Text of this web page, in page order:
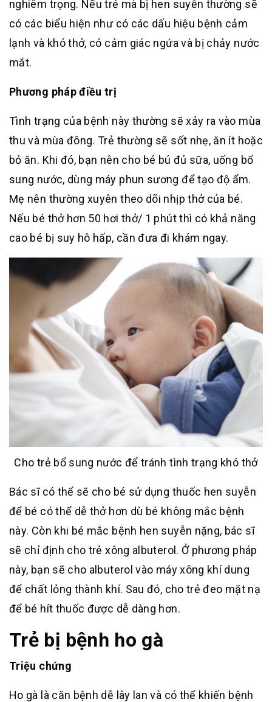
nghiêm trọng. Nếu trẻ mà bị hen suyễn thường sẽ
có các biểu hiện như có các dấu hiệu bệnh cảm
lạnh và khó thở, có cảm giác ngứa và bị chảy nước
mắt.
Phương pháp điều trị
Tình trạng của bệnh này thường sẽ xảy ra vào mùa
thu và mùa đông. Trẻ thường sẽ sốt nhẹ, ăn ít hoặc
bỏ ăn. Khi đó, bạn nên cho bé bú đủ sữa, uống bổ
sung nước, dùng máy phun sương để tạo độ ẩm.
Mẹ nên thường xuyên theo dõi nhịp thở của bé.
Nếu bé thở hơn 50 hơi thở/ 1 phút thì có khả năng
cao bé bị suy hô hấp, cần đưa đi khám ngay.
Cho trẻ bổ sung nước để tránh tình trạng khó thở
Bác sĩ có thể sẽ cho bé sử dụng thuốc hen suyễn
để bé có thể dễ thở hơn dù bé không mắc bệnh
này. Còn khi bé mắc bệnh hen suyễn nặng, bác sĩ
sẽ chỉ định cho trẻ xông albuterol. Ở phương pháp
này, bạn sẽ cho albuterol vào máy xông khí dung
để chất lỏng thành khí. Sau đó, cho trẻ đeo mặt nạ
để bé hít thuốc được dễ dàng hơn.
Trẻ bị bệnh ho gà
Triệu chứng
Ho gà là căn bệnh dễ lây lan và có thể khiến bệnh